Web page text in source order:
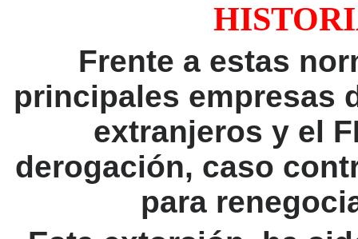
Frente a estas
principales empresas
extranjeros y el
derogación, caso
para